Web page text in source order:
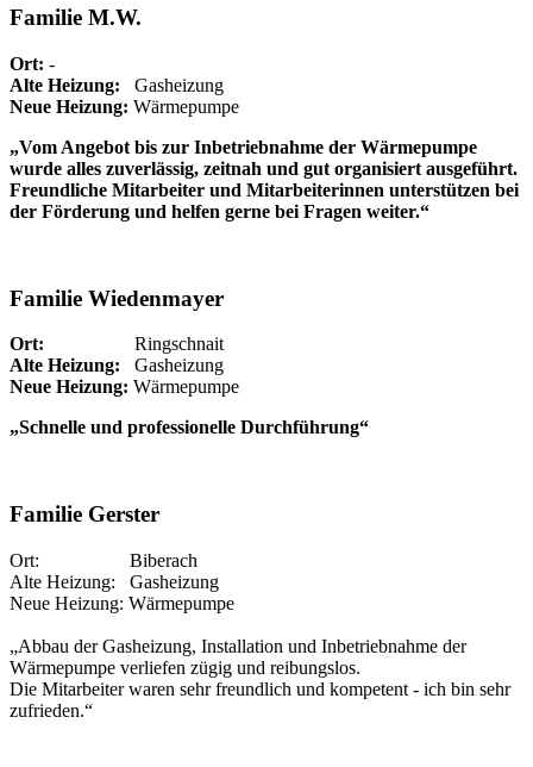
Familie M.W.
Ort: -
Alte Heizung: Gasheizung
Neue Heizung: Wärmepumpe
„Vom Angebot bis zur Inbetriebnahme der Wärmepumpe
wurde alles zuverlässig, zeitnah und gut organisiert ausgeführt.
Freundliche Mitarbeiter und Mitarbeiterinnen unterstützen bei
der Förderung und helfen gerne bei Fragen weiter.“
Familie Wiedenmayer
Ort: Ringschnait
Alte Heizung: Gasheizung
Neue Heizung: Wärmepumpe
„Schnelle und professionelle Durchführung“
Familie Gerster
Ort: Biberach
Alte Heizung: Gasheizung
Neue Heizung: Wärmepumpe
„Abbau der Gasheizung, Installation und Inbetriebnahme der
Wärmepumpe verliefen zügig und reibungslos.
Die Mitarbeiter waren sehr freundlich und kompetent - ich bin sehr
zufrieden.“